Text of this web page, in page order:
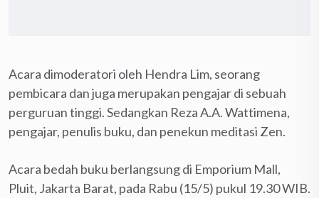
Acara dimoderatori oleh Hendra Lim, seorang
pembicara dan juga merupakan pengajar di sebuah
perguruan tinggi. Sedangkan Reza A.A. Wattimena,
pengajar, penulis buku, dan penekun meditasi Zen.
Acara bedah buku berlangsung di Emporium Mall,
Pluit, Jakarta Barat, pada Rabu (15/5) pukul 19.30 WIB.